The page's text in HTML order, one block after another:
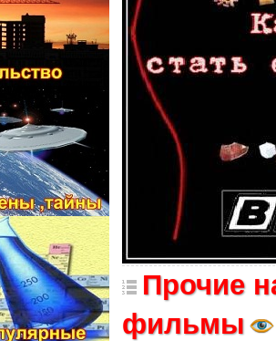
Прочие
фильмы